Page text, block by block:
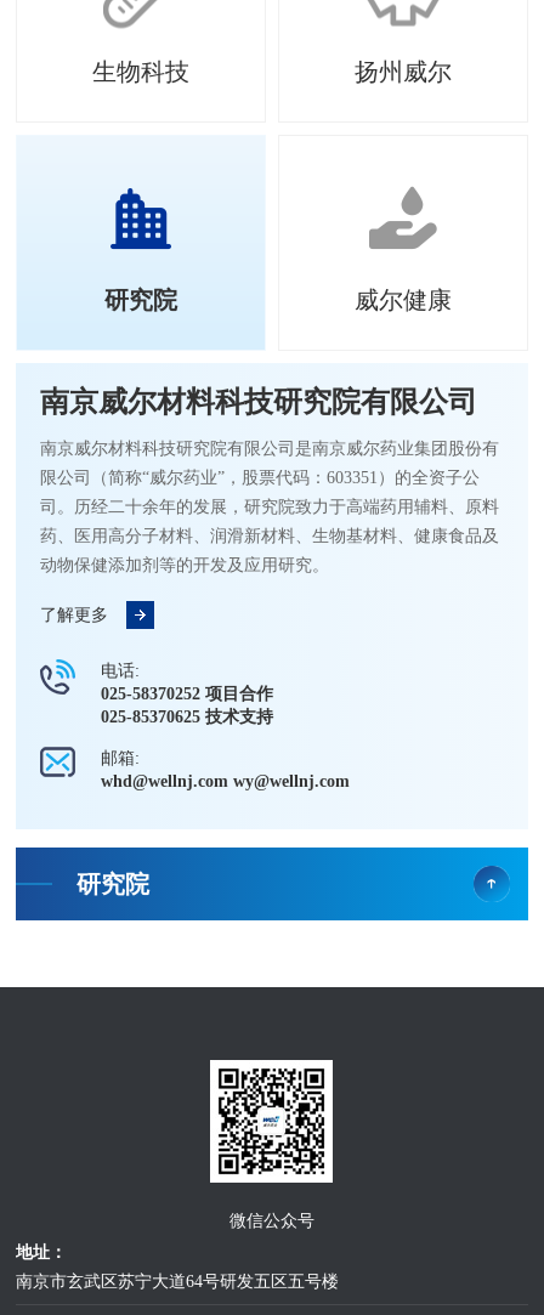
生物科技 扬州威尔
研究院 威尔健康
南京威尔材料科技研究院有限公司
南京威尔材料科技研究院有限公司是南京威尔药业集团股份有
限公司（简称“威尔药业”，股票代码：603351）的全资子公
司。历经二十余年的发展，研究院致力于高端药用辅料、原料
药、医用高分子材料、润滑新材料、生物基材料、健康食品及
动物保健添加剂等的开发及应用研究。
了解更多
电话:
025-58370252 项目合作
025-85370625 技术支持
邮箱:
whd@wellnj.com wy@wellnj.com
研究院
微信公众号
地址：
南京市玄武区苏宁大道64号研发五区五号楼